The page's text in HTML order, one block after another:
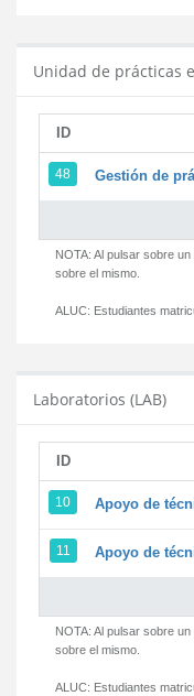
Unidad de prácticas
ID
48 Gestión de
NOTA: Al pulsar sobre
sobre el mismo.
ALUC: Estudiantes
Laboratorios (LAB)
ID
10 Apoyo de
11 Apoyo de
NOTA: Al pulsar sobre
sobre el mismo.
ALUC: Estudiantes